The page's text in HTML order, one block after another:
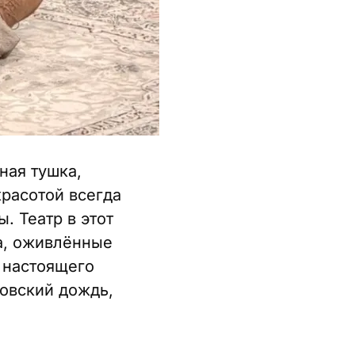
тушка,
всегда
Театр в этот
оживлённые
дождь,